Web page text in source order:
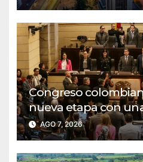
Congreso
nueva etapa con
decidida a defender
sociales
AGO 7, 2026